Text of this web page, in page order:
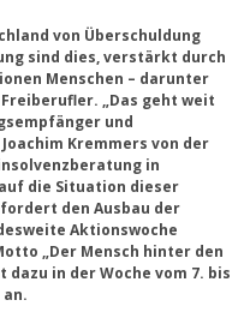
von Überschuldung
sind dies, verstärkt durch
Menschen – darunter
„Das geht weit
und
Kremmers von der
in
die Situation dieser
den Ausbau der
Aktionswoche
„Der Mensch hinter den
in der Woche vom 7. bis